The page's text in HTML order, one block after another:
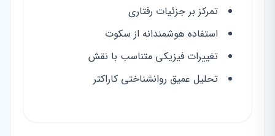
تمرکز بر جزئیات رفتاری
استفاده هوشمندانه از سکوت
تغییرات فیزیکی متناسب با نقش
تحلیل عمیق روانشناختی کاراکتر